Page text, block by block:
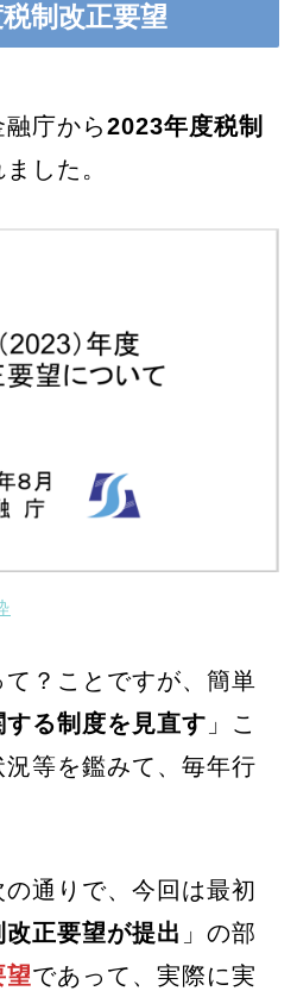
制改正要望
庁から2023年度税制
した。
て？ことですが、簡単
する制度を見直す 」こ
等を鑑みて、毎年行
通りで、今回は最初
正要望が提出 」の部
望であって、実際に実